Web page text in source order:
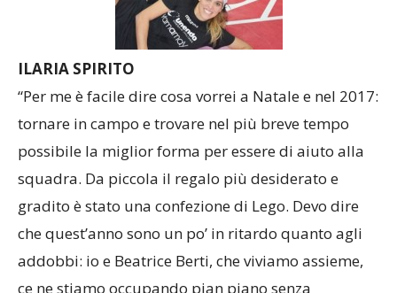
ILARIA SPIRITO
“Per me è facile dire cosa vorrei a Natale e nel 2017:
tornare in campo e trovare nel più breve tempo
possibile la miglior forma per essere di aiuto alla
squadra. Da piccola il regalo più desiderato e
gradito è stato una confezione di Lego. Devo dire
che quest’anno sono un po’ in ritardo quanto agli
addobbi: io e Beatrice Berti, che viviamo assieme,
ce ne stiamo occupando pian piano senza